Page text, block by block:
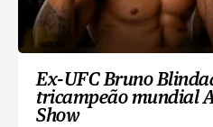
Ex-UFC Bruno
tricampeão mundial
Show